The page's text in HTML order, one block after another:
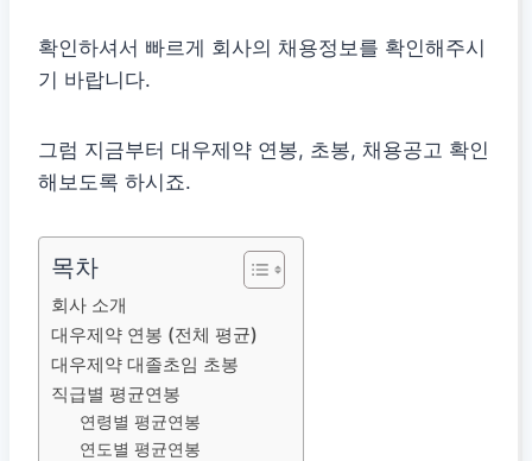
확인하셔서 빠르게 회사의 채용정보를 확인해주시
기 바랍니다.
그럼 지금부터 대우제약 연봉, 초봉, 채용공고 확인
해보도록 하시죠.
목차
회사 소개
대우제약 연봉 (전체 평균)
대우제약 대졸초임 초봉
직급별 평균연봉
연령별 평균연봉
연도별 평균연봉